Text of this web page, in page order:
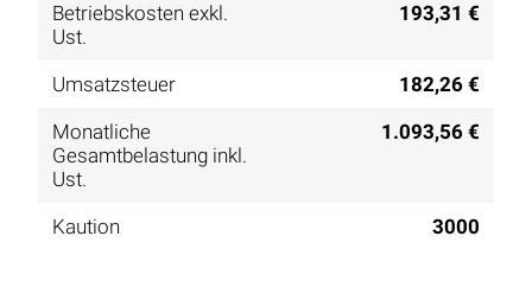
Betriebskosten exkl.
Ust.
193,31 €
Umsatzsteuer
182,26 €
Monatliche
Gesamtbelastung inkl.
Ust.
1.093,56 €
Kaution 3000